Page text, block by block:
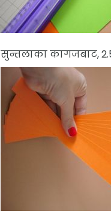
सुन्तलाका कागजबाट, 2.5